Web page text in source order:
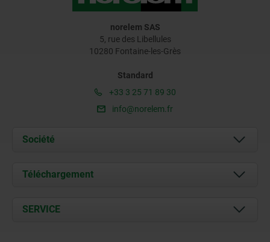
norelem SAS
5, rue des Libellules
10280 Fontaine-les-Grès
Standard
+33 3 25 71 89 30
info@norelem.fr
Société
À propos de nous
Contact
Téléchargement
Documents
SERVICE